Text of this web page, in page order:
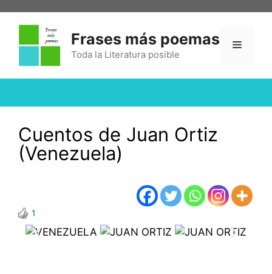
Frases más poemas
Toda la Literatura posible
Cuentos de Juan Ortiz
(Venezuela)
1